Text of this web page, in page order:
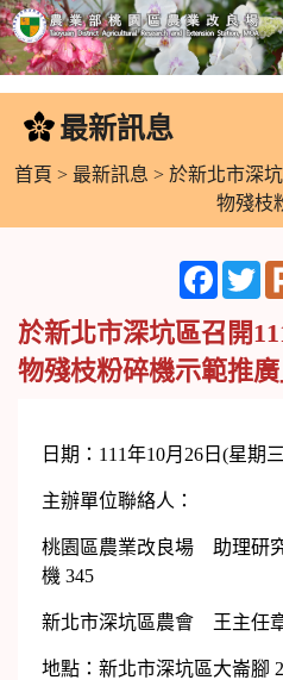
跳
要
容
最新訊息
首頁 > 最新訊息 > 於新北市深
物殘枝
於新北市深坑區召開
物殘枝粉碎機示範推
日期：111年10月26日(星期
主辦單位聯絡人：
桃園區農業改良場 助理研
機 345
新北市深坑區農會 王主任章
地點：新北市深坑區大崙腳